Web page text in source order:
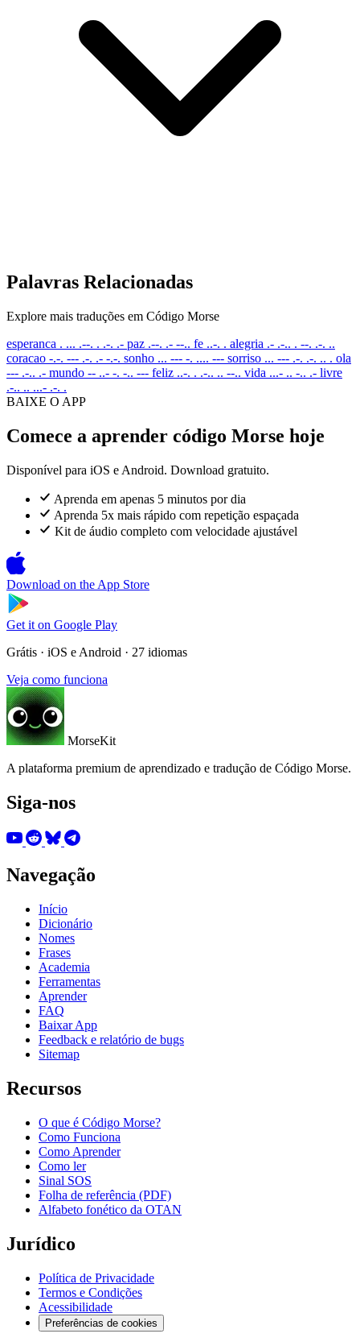
Palavras Relacionadas
Explore mais traduções em Código Morse
esperanca . ... .--. . .-. .- paz .--. .- --.. fe ..-. . alegria .- .-.. . --. .-. ..
coracao -.-. --- .-. .- -.-. sonho ... --- -. .... --- sorriso ... --- .-. .-. .. . ola
--- .-.. .- mundo -- ..- -. -.. --- feliz ..-. . .-.. .. --.. vida ...- .. -.. .- livre
.-.. .. ...- .-. .
BAIXE O APP
Comece a aprender código Morse hoje
Disponível para iOS e Android. Download gratuito.
Aprenda em apenas 5 minutos por dia
Aprenda 5x mais rápido com repetição espaçada
Kit de áudio completo com velocidade ajustável
Download on the App Store
Get it on Google Play
Grátis · iOS e Android · 27 idiomas
Veja como funciona
MorseKit
A plataforma premium de aprendizado e tradução de Código Morse.
Siga-nos
Navegação
Início
Dicionário
Nomes
Frases
Academia
Ferramentas
Aprender
FAQ
Baixar App
Feedback e relatório de bugs
Sitemap
Recursos
O que é Código Morse?
Como Funciona
Como Aprender
Como ler
Sinal SOS
Folha de referência (PDF)
Alfabeto fonético da OTAN
Jurídico
Política de Privacidade
Termos e Condições
Acessibilidade
Preferências de cookies